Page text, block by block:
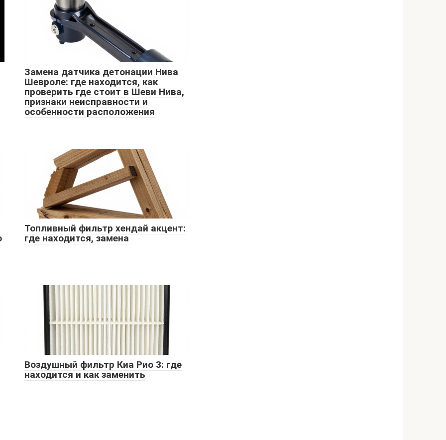
Замена датчика детонации Нива
Шевроле: где находится, как
проверить где стоит в Шеви Нива,
признаки неисправности и
особенности расположения
Топливный фильтр хендай акцент:
где находится, замена
Воздушный фильтр Киа Рио 3: где
находится и как заменить